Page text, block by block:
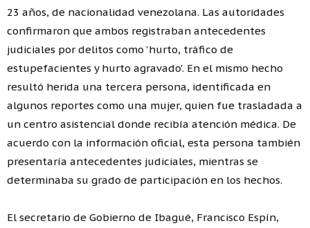
23 años, de nacionalidad venezolana. Las autoridades
confirmaron que ambos registraban antecedentes
judiciales por delitos como 'hurto, tráfico de
estupefacientes y hurto agravado'. En el mismo hecho
resultó herida una tercera persona, identificada en
algunos reportes como una mujer, quien fue trasladada a
un centro asistencial donde recibía atención médica. De
acuerdo con la información oficial, esta persona también
presentaría antecedentes judiciales, mientras se
determinaba su grado de participación en los hechos.
El secretario de Gobierno de Ibagué, Francisco Espín,